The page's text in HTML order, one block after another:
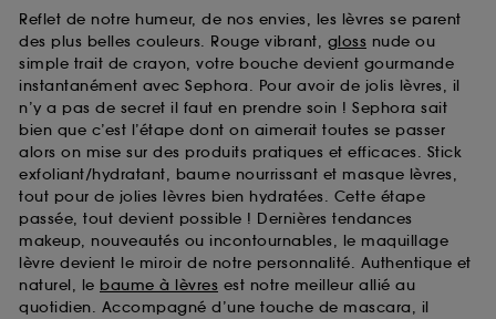
Reflet de notre humeur, de nos envies, les lèvres se parent
des plus belles couleurs. Rouge vibrant, gloss nude ou
simple trait de crayon, votre bouche devient gourmande
instantanément avec Sephora. Pour avoir de jolis lèvres, il
n’y a pas de secret il faut en prendre soin ! Sephora sait
bien que c’est l’étape dont on aimerait toutes se passer
alors on mise sur des produits pratiques et efficaces. Stick
exfoliant/hydratant, baume nourrissant et masque lèvres,
tout pour de jolies lèvres bien hydratées. Cette étape
passée, tout devient possible ! Dernières tendances
makeup, nouveautés ou incontournables, le maquillage
lèvre devient le miroir de notre personnalité. Authentique et
naturel, le baume à lèvres est notre meilleur allié au
quotidien. Accompagné d’une touche de mascara, il